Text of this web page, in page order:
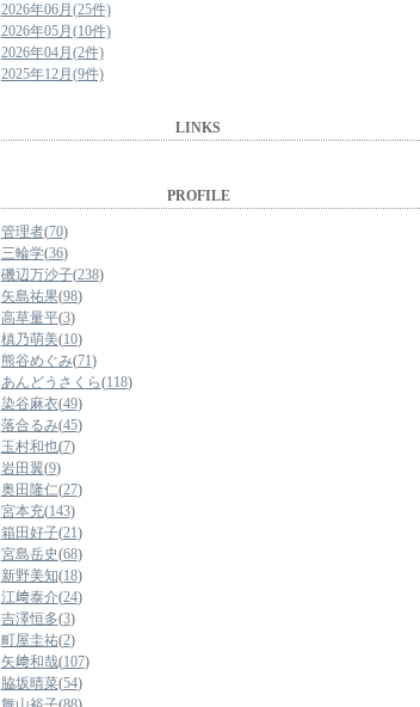
2026年06月(25件)
2026年05月(10件)
2026年04月(2件)
2025年12月(9件)
LINKS
PROFILE
管理者(70)
三輪学(36)
磯辺万沙子(238)
矢島祐果(98)
高草量平(3)
槙乃萌美(10)
熊谷めぐみ(71)
あんどうさくら(118)
染谷麻衣(49)
落合るみ(45)
玉村和也(7)
岩田翼(9)
奥田隆仁(27)
宮本充(143)
箱田好子(21)
宮島岳史(68)
新野美知(18)
江﨑泰介(24)
吉澤恒多(3)
町屋圭祐(2)
矢﨑和哉(107)
脇坂晴菜(54)